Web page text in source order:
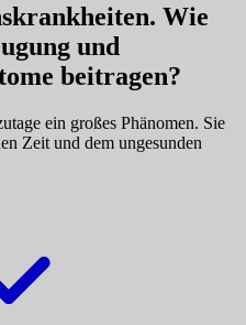
Wie
und
beitragen?
ein großes Phänomen. Sie
Zeit und dem ungesunden